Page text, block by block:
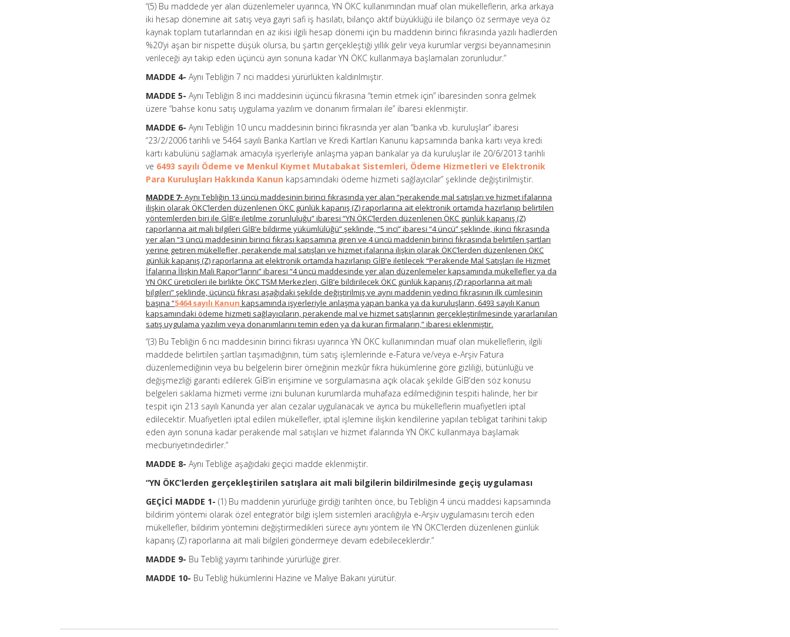
“(5) Bu maddede yer alan düzenlemeler uyarınca, YN ÖKC kullanımından muaf olan mükelleflerin, arka arkaya
iki hesap dönemine ait satış veya gayri safi iş hasılatı, bilanço aktif büyüklüğü ile bilanço öz sermaye veya öz
kaynak toplam tutarlarından en az ikisi ilgili hesap dönemi için bu maddenin birinci fıkrasında yazılı hadlerden
%20’yi aşan bir nispette düşük olursa, bu şartın gerçekleştiği yıllık gelir veya kurumlar vergisi beyannamesinin
verileceği ayı takip eden üçüncü ayın sonuna kadar YN ÖKC kullanmaya başlamaları zorunludur.”
MADDE 4-Aynı Tebliğin 7 nci maddesi yürürlükten kaldırılmıştır.
MADDE 5-Aynı Tebliğin 8 inci maddesinin üçüncü fıkrasına “temin etmek için” ibaresinden sonra gelmek
üzere “bahse konu satış uygulama yazılım ve donanım firmaları ile” ibaresi eklenmiştir.
MADDE 6-Aynı Tebliğin 10 uncu maddesinin birinci fıkrasında yer alan “banka vb. kuruluşlar” ibaresi
“23/2/2006 tarihli ve 5464 sayılı Banka Kartları ve Kredi Kartları Kanunu kapsamında banka kartı veya kredi
kartı kabulünü sağlamak amacıyla işyerleriyle anlaşma yapan bankalar ya da kuruluşlar ile 20/6/2013 tarihli
ve 6493 sayılı Ödeme ve Menkul Kıymet Mutabakat Sistemleri, Ödeme Hizmetleri ve Elektronik
Para Kuruluşları Hakkında Kanun kapsamındaki ödeme hizmeti sağlayıcılar” şeklinde değiştirilmiştir.
MADDE 7-Aynı Tebliğin 13 üncü maddesinin birinci fıkrasında yer alan “perakende mal satışları ve hizmet ifalarına
ilişkin olarak ÖKC’lerden düzenlenen ÖKC günlük kapanış (Z) raporlarına ait elektronik ortamda hazırlanıp belirtilen
yöntemlerden biri ile GİB’e iletilme zorunluluğu” ibaresi “YN ÖKC’lerden düzenlenen ÖKC günlük kapanış (Z)
raporlarına ait mali bilgileri GİB’e bildirme yükümlülüğü” şeklinde, “5 inci” ibaresi “4 üncü” şeklinde, ikinci fıkrasında
yer alan “3 üncü maddesinin birinci fıkrası kapsamına giren ve 4 üncü maddenin birinci fıkrasında belirtilen şartları
yerine getiren mükellefler, perakende mal satışları ve hizmet ifalarına ilişkin olarak ÖKC’lerden düzenlenen ÖKC
günlük kapanış (Z) raporlarına ait elektronik ortamda hazırlanıp GİB’e iletilecek “Perakende Mal Satışları ile Hizmet
İfalarına İlişkin Mali Rapor”larını” ibaresi “4 üncü maddesinde yer alan düzenlemeler kapsamında mükellefler ya da
YN ÖKC üreticileri ile birlikte ÖKC TSM Merkezleri, GİB’e bildirilecek ÖKC günlük kapanış (Z) raporlarına ait mali
bilgileri” şeklinde, üçüncü fıkrası aşağıdaki şekilde değiştirilmiş ve aynı maddenin yedinci fıkrasının ilk cümlesinin
başına “5464 sayılı Kanun kapsamında işyerleriyle anlaşma yapan banka ya da kuruluşların, 6493 sayılı Kanun
kapsamındaki ödeme hizmeti sağlayıcıların, perakende mal ve hizmet satışlarının gerçekleştirilmesinde yararlanılan
satış uygulama yazılım veya donanımlarını temin eden ya da kuran firmaların,” ibaresi eklenmiştir.
“(3) Bu Tebliğin 6 ncı maddesinin birinci fıkrası uyarınca YN ÖKC kullanımından muaf olan mükelleflerin, ilgili
maddede belirtilen şartları taşımadığının, tüm satış işlemlerinde e-Fatura ve/veya e-Arşiv Fatura
düzenlemediğinin veya bu belgelerin birer örneğinin mezkûr fıkra hükümlerine göre gizliliği, bütünlüğü ve
değişmezliği garanti edilerek GİB’in erişimine ve sorgulamasına açık olacak şekilde GİB’den söz konusu
belgeleri saklama hizmeti verme izni bulunan kurumlarda muhafaza edilmediğinin tespiti halinde, her bir
tespit için 213 sayılı Kanunda yer alan cezalar uygulanacak ve ayrıca bu mükelleflerin muafiyetleri iptal
edilecektir. Muafiyetleri iptal edilen mükellefler, iptal işlemine ilişkin kendilerine yapılan tebligat tarihini takip
eden ayın sonuna kadar perakende mal satışları ve hizmet ifalarında YN ÖKC kullanmaya başlamak
mecburiyetindedirler.”
MADDE 8-Aynı Tebliğe aşağıdaki geçici madde eklenmiştir.
“YN ÖKC’lerden gerçekleştirilen satışlara ait mali bilgilerin bildirilmesinde geçiş uygulaması
GEÇİCİ MADDE 1-(1) Bu maddenin yürürlüğe girdiği tarihten önce, bu Tebliğin 4 üncü maddesi kapsamında
bildirim yöntemi olarak özel entegratör bilgi işlem sistemleri aracılığıyla e-Arşiv uygulamasını tercih eden
mükellefler, bildirim yöntemini değiştirmedikleri sürece aynı yöntem ile YN ÖKC’lerden düzenlenen günlük
kapanış (Z) raporlarına ait mali bilgileri göndermeye devam edebileceklerdir.”
MADDE 9- Bu Tebliğ yayımı tarihinde yürürlüğe girer.
MADDE 10- Bu Tebliğ hükümlerini Hazine ve Maliye Bakanı yürütür.